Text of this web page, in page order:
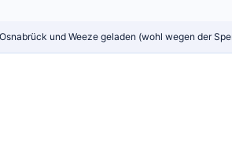
und Weeze geladen (wohl wegen der